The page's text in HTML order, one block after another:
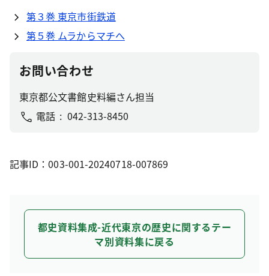
第３巻 東京市街鉄道
第５巻 ムラからマチへ
お問い合わせ
東京都公文書館史料編さん担当
電話
042-313-8450
記事ID：003-001-20240718-007869
都史資料集成-近代東京の歴史に関するテー
マ別資料集に戻る